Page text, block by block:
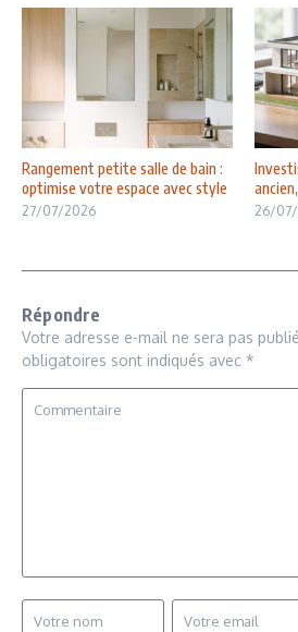
Rangement petite salle de bain :
optimise votre espace avec style
27/07/2026 26/
Répondre
Votre adresse e-mail ne sera pas
obligatoires sont indiqués avec *